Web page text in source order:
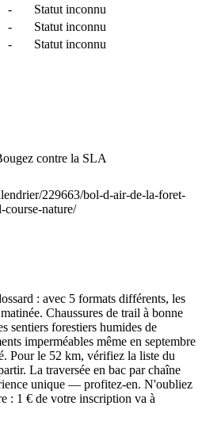
-
Statut inconnu
-
Statut inconnu
- Statut inconnu
contre la SLA
229663/bol-d-air-de-la-foret-
nature/
: avec 5 formats différents, les
Chaussures de trail à bonne
sentiers forestiers humides de
imperméables même en septembre
Pour le 52 km, vérifiez la liste du
La traversée en bac par chaîne
unique — profitez-en. N'oubliez
: 1 € de votre inscription va à